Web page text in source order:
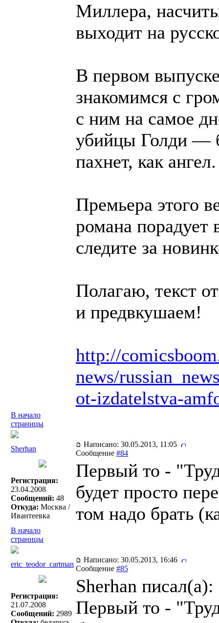
Миллера,
выходит на
В первом
знакомимся с
с ним на самое
убийцы Голди —
пахнет, как ангел.
Премьера этого
романа порадует
следите за
Полагаю, текст
и предвкушаем!
http://
news/
ot-izdatelstva-
В начало
страницы
Sherhan
Написано: 30.05.2013, 11:05
Сообщение #84
Регистрация:
23.04.2008
Сообщений: 48
Откуда: Москва /
Ивантеевка
Первый то -
будет просто
том надо брать
В начало
страницы
eric_teodor_cartman
Написано: 30.05.2013, 16:46
Сообщение #85
Регистрация:
21.07.2008
Сообщений: 2989
Sherhan писал(a):
Первый то -